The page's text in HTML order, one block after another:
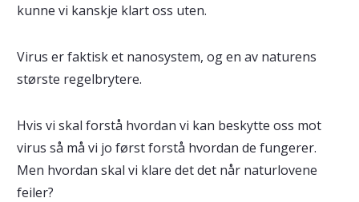
kunne vi kanskje klart oss uten.
Virus er faktisk et nanosystem, og en av naturens
største regelbrytere.
Hvis vi skal forstå hvordan vi kan beskytte oss mot
virus så må vi jo først forstå hvordan de fungerer.
Men hvordan skal vi klare det det når naturlovene
feiler?